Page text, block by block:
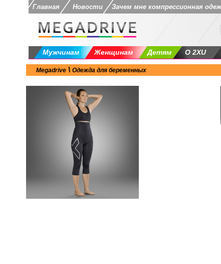
Главная Новости Зачем мне компрессионная
Мужчинам Женщинам Детям О 2XU
Megadrive \ Одежда для беременных